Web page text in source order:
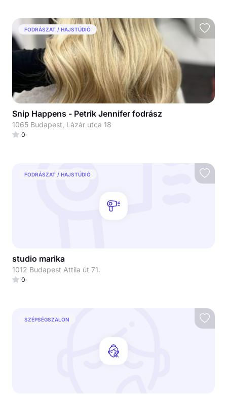
FODRÁSZAT / HAJSTÚDIÓ
Snip Happens - Petrik Jennifer fodrász
1065 Budapest, Lázár utca 18
0
FODRÁSZAT / HAJSTÚDIÓ
studio marika
1012 Budapest Attila út 71.
0
SZÉPSÉGSZALON